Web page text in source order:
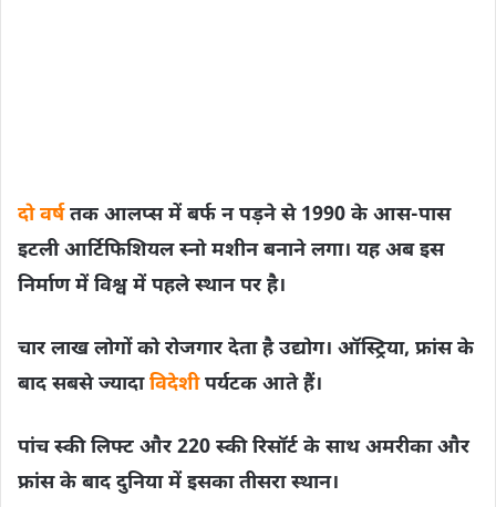
दो वर्षतक आलप्स में बर्फ न पड़ने से 1990 के आस-पास
इटली आर्टिफिशियल स्नो मशीन बनाने लगा। यह अब इस
निर्माण में विश्व में पहले स्थान पर है।
चार लाख लोगों को रोजगार देता है उद्योग। ऑस्ट्रिया, फ्रांस के
बाद सबसे ज्यादाविदेशीपर्यटक आते हैं।
पांच स्की लिफ्ट और 220 स्की रिसॉर्ट के साथ अमरीका और
फ्रांस के बाद दुनिया में इसका तीसरा स्थान।